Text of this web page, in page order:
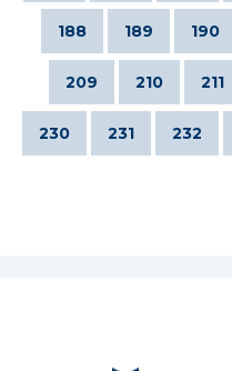
188 189 190
209 210 211
230 231 232